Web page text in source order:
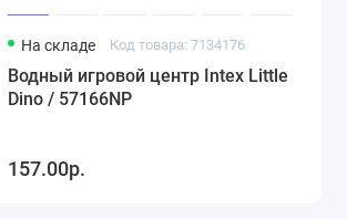
На складе Код товара: 7134176
Водный игровой центр Intex Little
Dino / 57166NP
157.00р.